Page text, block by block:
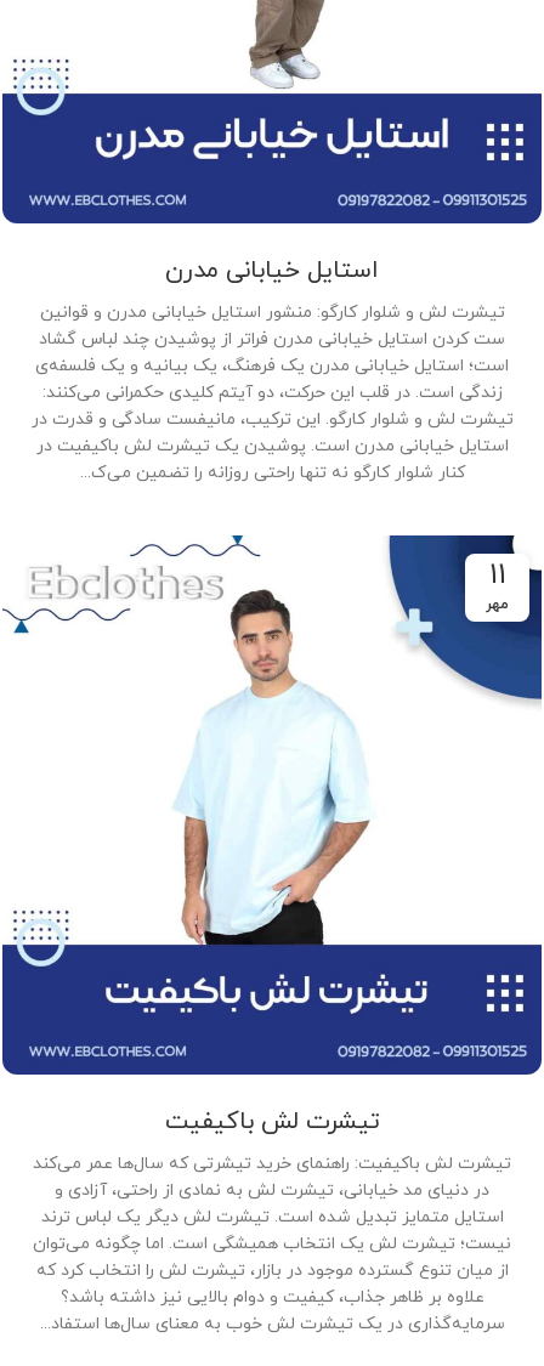
استایل خیابانی مدرن
تیشرت لش و شلوار کارگو: منشور استایل خیابانی مدرن و قوانین
ست کردن استایل خیابانی مدرن فراتر از پوشیدن چند لباس گشاد
است؛ استایل خیابانی مدرن یک فرهنگ، یک بیانیه و یک فلسفه‌ی
زندگی است. در قلب این حرکت، دو آیتم کلیدی حکمرانی می‌کنند:
تیشرت لش و شلوار کارگو. این ترکیب، مانیفست سادگی و قدرت در
استایل خیابانی مدرن است. پوشیدن یک تیشرت لش باکیفیت در
کنار شلوار کارگو نه تنها راحتی روزانه را تضمین می‌ک...
۱۱
مهر
تیشرت لش باکیفیت
تیشرت لش باکیفیت: راهنمای خرید تیشرتی که سال‌ها عمر می‌کند
در دنیای مد خیابانی، تیشرت لش به نمادی از راحتی، آزادی و
استایل متمایز تبدیل شده است. تیشرت لش دیگر یک لباس ترند
نیست؛ تیشرت لش یک انتخاب همیشگی است. اما چگونه می‌توان
از میان تنوع گسترده موجود در بازار، تیشرت لش را انتخاب کرد که
علاوه بر ظاهر جذاب، کیفیت و دوام بالایی نیز داشته باشد؟
سرمایه‌گذاری در یک تیشرت لش خوب به معنای سال‌ها استفاد...